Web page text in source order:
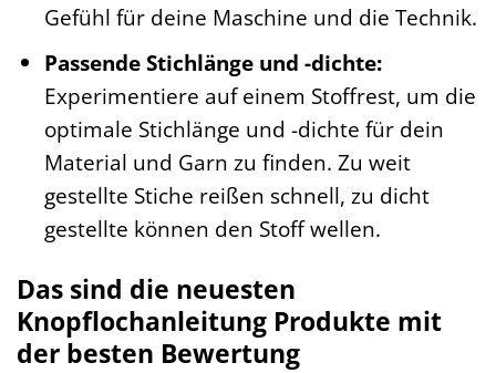
Gefühl für deine Maschine und die Technik.
Passende Stichlänge und -dichte:
Experimentiere auf einem Stoffrest, um die
optimale Stichlänge und -dichte für dein
Material und Garn zu finden. Zu weit
gestellte Stiche reißen schnell, zu dicht
gestellte können den Stoff wellen.
Das sind die neuesten
Knopflochanleitung Produkte mit
der besten Bewertung